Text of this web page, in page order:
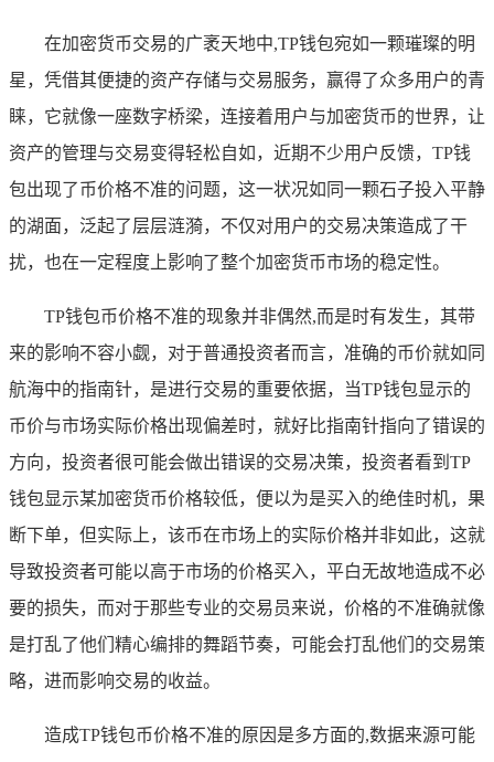
在加密货币交易的广袤天地中,TP钱包宛如一颗璀璨的明
星，凭借其便捷的资产存储与交易服务，赢得了众多用户的青
睐，它就像一座数字桥梁，连接着用户与加密货币的世界，让
资产的管理与交易变得轻松自如，近期不少用户反馈，TP钱
包出现了币价格不准的问题，这一状况如同一颗石子投入平静
的湖面，泛起了层层涟漪，不仅对用户的交易决策造成了干
扰，也在一定程度上影响了整个加密货币市场的稳定性。
TP钱包币价格不准的现象并非偶然,而是时有发生，其带
来的影响不容小觑，对于普通投资者而言，准确的币价就如同
航海中的指南针，是进行交易的重要依据，当TP钱包显示的
币价与市场实际价格出现偏差时，就好比指南针指向了错误的
方向，投资者很可能会做出错误的交易决策，投资者看到TP
钱包显示某加密货币价格较低，便以为是买入的绝佳时机，果
断下单，但实际上，该币在市场上的实际价格并非如此，这就
导致投资者可能以高于市场的价格买入，平白无故地造成不必
要的损失，而对于那些专业的交易员来说，价格的不准确就像
是打乱了他们精心编排的舞蹈节奏，可能会打乱他们的交易策
略，进而影响交易的收益。
造成TP钱包币价格不准的原因是多方面的,数据来源可能